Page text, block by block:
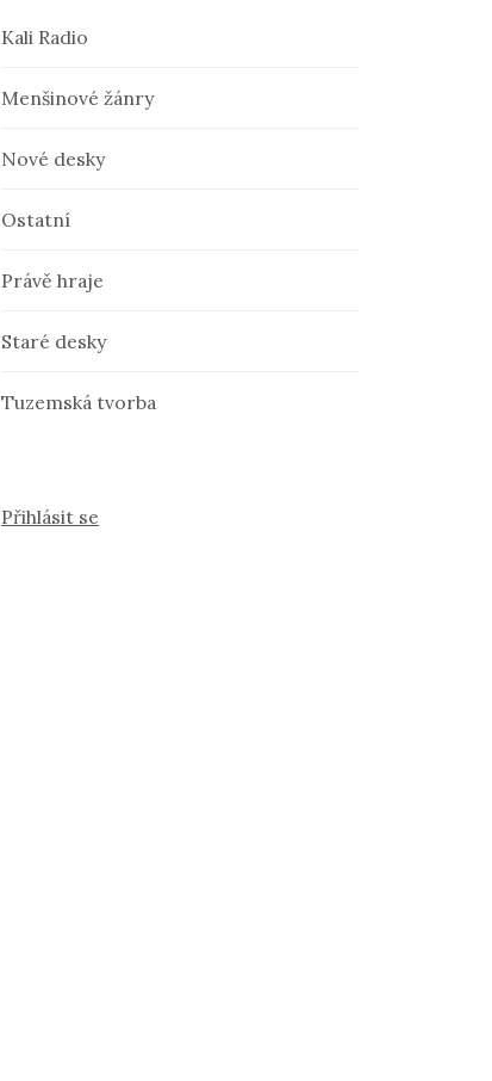
Kali Radio
Menšinové žánry
Nové desky
Ostatní
Právě hraje
Staré desky
Tuzemská tvorba
Přihlásit se